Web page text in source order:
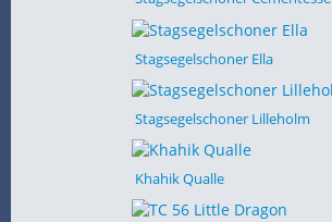
Stagsegelschoner Ella
Stagsegelschoner Lilleholm
Khahik Qualle